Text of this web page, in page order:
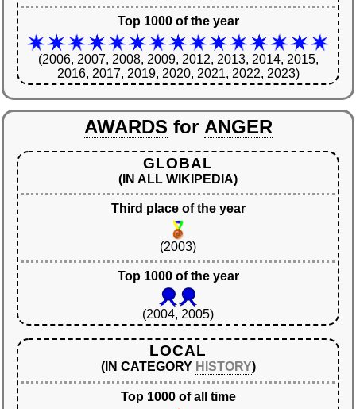
Top 1000 of the year
(2006, 2007, 2008, 2009, 2012, 2013, 2014, 2015,
2016, 2017, 2019, 2020, 2021, 2022, 2023)
AWARDS for ANGER
GLOBAL
(IN ALL WIKIPEDIA)
Third place of the year
(2003)
Top 1000 of the year
(2004, 2005)
LOCAL
(IN CATEGORY HISTORY)
Top 1000 of all time